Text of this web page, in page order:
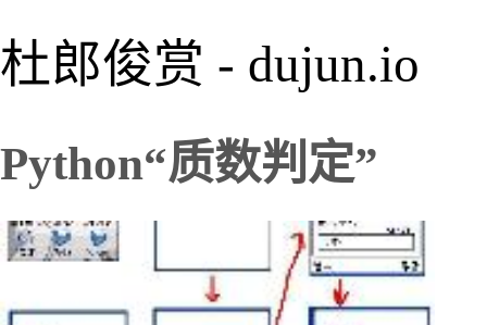
杜郎俊赏 - dujun.io
Python“质数判定”